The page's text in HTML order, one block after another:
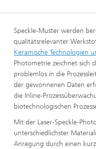
Speckle-Muster werden
qualitätsrelevanter
Keramische Technologien
Photometrie zeichnet sich
problemlos in die
der gewonnenen Daten
die Inline-
biotechnologischen
Mit der Laser-Speckle-
unterschiedlichster
Anregung durch einen